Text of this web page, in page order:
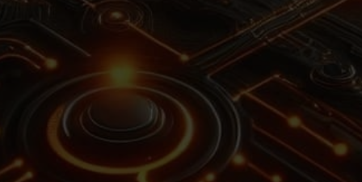
NAPRAWY KOMPUTERÓW